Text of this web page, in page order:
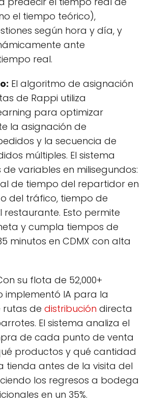
el tiempo teórico),
según hora y día, y
ante
real.
El algoritmo de asignación
de Rappi utiliza
para optimizar
la asignación de
y la secuencia de
múltiples. El sistema
variables en milisegundos:
de tiempo del repartidor en
del tráfico, tiempo de
Esto permite
y cumpla tiempos de
minutos en CDMX con alta
su flota de 52,000+
implementó IA para la
rutas de distribución directa
El sistema analiza el
de cada punto de venta
productos y qué cantidad
tienda antes de la visita del
los regresos a bodega
en un 35%.